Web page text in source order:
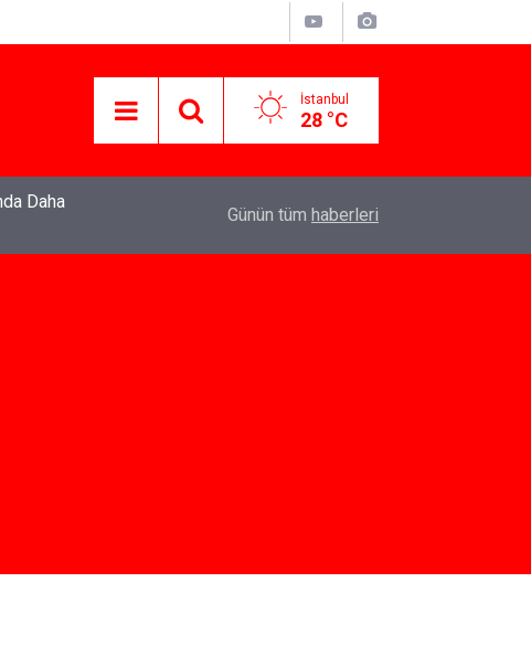
İstanbul
28 °C
Özlem Drahyalı Kimdir, Nereli ve Kaç
Günün tüm haberleri